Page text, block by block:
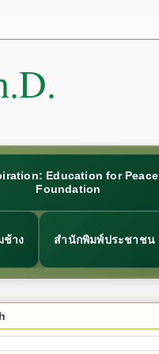
Education for Peace
Foundation
ช้าง สำนักพิมพ์ประชาชน